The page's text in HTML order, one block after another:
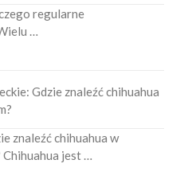
regularne
…
Gdzie znaleźć chihuahua
znaleźć chihuahua w
jest …